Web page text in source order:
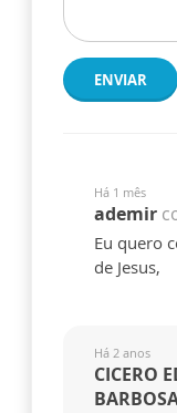
ENVIAR
Há 1 mês
ademir
Eu quero
de Jesus,
Há 2 anos
CICERO